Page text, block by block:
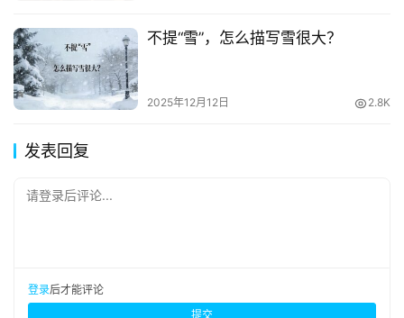
不提“雪”，怎么描写雪很大？
2025年12月12日 2.8K
发表回复
请登录后评论...
登录后才能评论
提交